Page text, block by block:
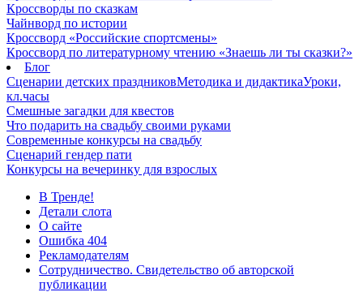
Кроссворды по сказкам
Чайнворд по истории
Кроссворд «Российские спортсмены»
Кроссворд по литературному чтению «Знаешь ли ты сказки?»
Блог
Сценарии детских праздниковМетодика и дидактикаУроки,
кл.часы
Смешные загадки для квестов
Что подарить на свадьбу своими руками
Современные конкурсы на свадьбу
Сценарий гендер пати
Конкурсы на вечеринку для взрослых
В Тренде!
Детали слота
О сайте
Ошибка 404
Рекламодателям
Сотрудничество. Свидетельство об авторской
публикации